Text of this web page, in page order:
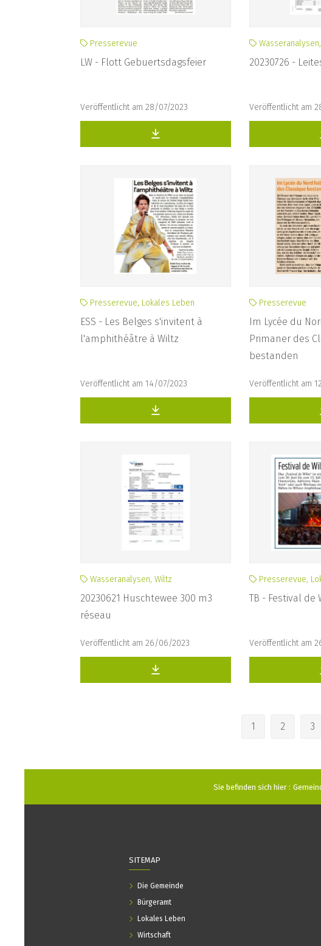
Presserevue
LW - Flott Gebuertsdagsfeier
Veröffentlicht am 28/07/2023
20230726 -
Veröffentlicht am
Presserevue, Lokales Leben
ESS - Les Belges s'invitent à
l'amphithéâtre à Wiltz
Veröffentlicht am 14/07/2023
Presserevue
Im Lycée du
Primaner des
bestanden
Veröffentlicht am
Wasseranalysen, Wiltz
20230621 Huschtewee 300 m3
réseau
Veröffentlicht am 26/06/2023
Presserevue,
TB - Festival de
Veröffentlicht am
1 2 3
Sie befinden sich hier :
SITEMAP
Die Gemeinde
Bürgeramt
Lokales Leben
Wirtschaft